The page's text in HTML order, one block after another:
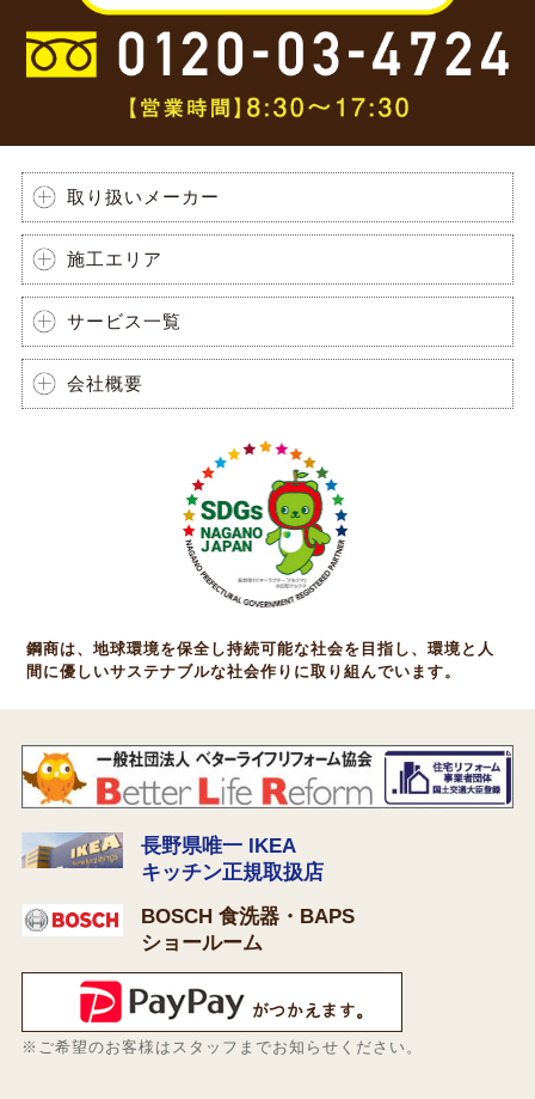
取り扱いメーカー
施工エリア
サービス一覧
会社概要
鋼商は、地球環境を保全し持続可能な社会を目指し、環境と人
間に優しいサステナブルな社会作りに取り組んでいます。
長野県唯一 IKEA
キッチン正規取扱店
BOSCH 食洗器・BAPS
ショールーム
※ご希望のお客様はスタッフまでお知らせください。